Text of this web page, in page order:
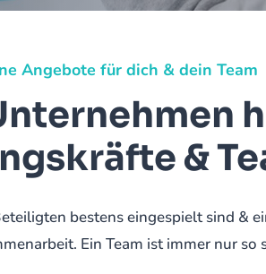
Angebote für dich & dein Team
&
bestens eingespielt sind &
Ein Team ist immer nur so